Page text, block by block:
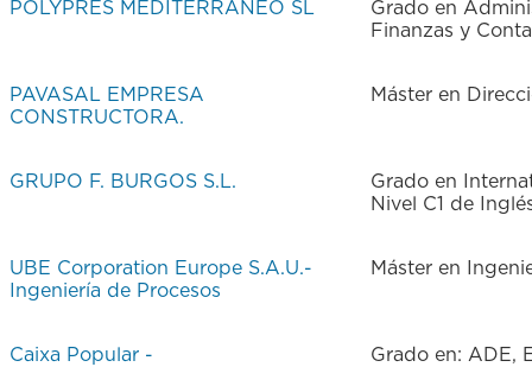
POLYPRES MEDITERRÁNEO SL
Grado en
Finanzas y
PAVASAL EMPRESA
CONSTRUCTORA.
Máster en
GRUPO F. BURGOS S.L.
Grado en
Nivel C1 de
UBE Corporation Europe S.A.U.-
Ingeniería de Procesos
Máster en
Caixa Popular -
Grado en: ADE,